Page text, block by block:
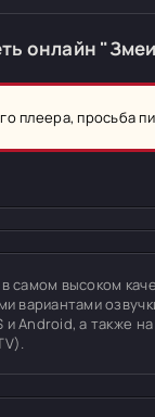
онлайн
плеера, просьба
высоком
вариантами
Android, а также